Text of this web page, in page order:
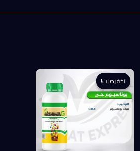
تخفيضات!
تخفيضات!